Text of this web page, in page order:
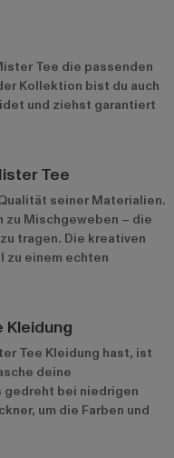
Tee die passenden
Kollektion bist du auch
und ziehst garantiert
Tee
seiner Materialien.
zu Mischgeweben – die
tragen. Die kreativen
zu einem echten
Kleidung
Tee Kleidung hast, ist
deine
gedreht bei niedrigen
um die Farben und